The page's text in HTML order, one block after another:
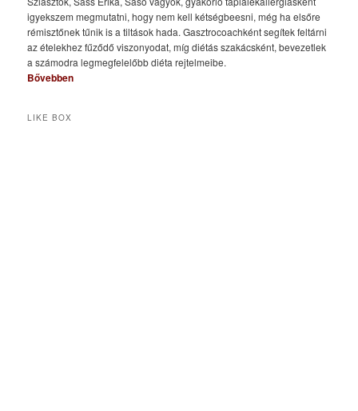
igyekszem megmutatni, hogy nem kell kétségbeesni, még ha elsőre
rémisztőnek tűnik is a tiltások hada. Gasztrocoachként segítek feltárni
az ételekhez fűződő viszonyodat, míg diétás szakácsként, bevezetlek
a számodra legmegfelelőbb diéta rejtelmeibe.
Bővebben
LIKE BOX